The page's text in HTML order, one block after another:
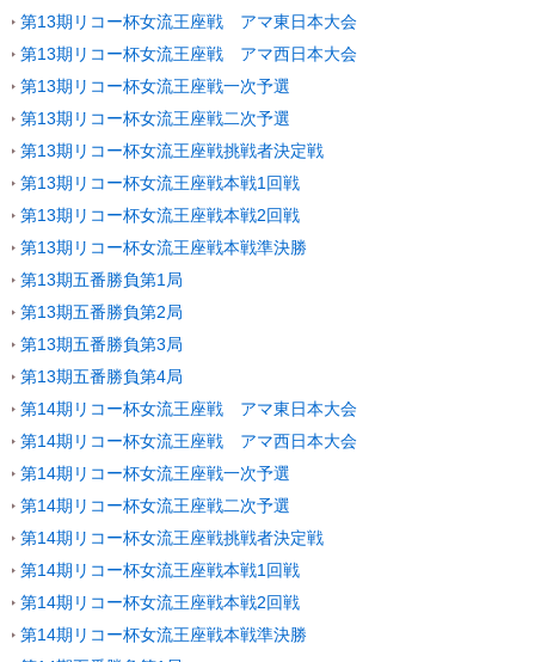
第13期リコー杯女流王座戦 アマ東日本大会
第13期リコー杯女流王座戦 アマ西日本大会
第13期リコー杯女流王座戦一次予選
第13期リコー杯女流王座戦二次予選
第13期リコー杯女流王座戦挑戦者決定戦
第13期リコー杯女流王座戦本戦1回戦
第13期リコー杯女流王座戦本戦2回戦
第13期リコー杯女流王座戦本戦準決勝
第13期五番勝負第1局
第13期五番勝負第2局
第13期五番勝負第3局
第13期五番勝負第4局
第14期リコー杯女流王座戦 アマ東日本大会
第14期リコー杯女流王座戦 アマ西日本大会
第14期リコー杯女流王座戦一次予選
第14期リコー杯女流王座戦二次予選
第14期リコー杯女流王座戦挑戦者決定戦
第14期リコー杯女流王座戦本戦1回戦
第14期リコー杯女流王座戦本戦2回戦
第14期リコー杯女流王座戦本戦準決勝